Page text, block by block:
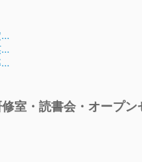
室・読書会・オープン